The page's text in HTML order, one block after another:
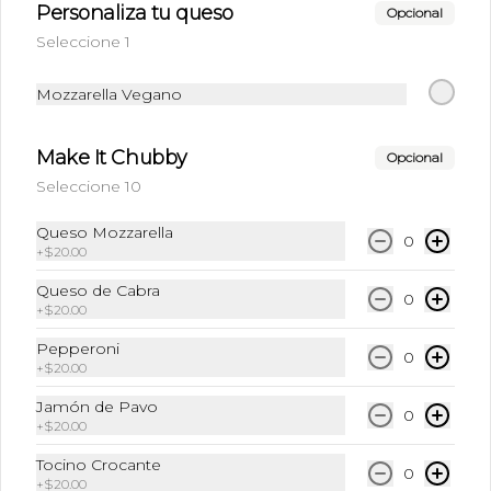
seleccionar la tienda
Agua Ciel
Disponible hasta
seleccionar la tienda
Agua Mineral Topo Chico
Bebida de 355 ml.
Coca-Cola Regular
350ml
Personaliza tu queso Opcional
Seleccione 1
Mozzarella Vegano
Make It Chubby Opcional
Seleccione 10
Queso Mozzarella
+$20.00
0
Queso de Cabra
+$20.00
0
Pepperoni
+$20.00
0
Jamón de Pavo
+$20.00
0
Tocino Crocante
+$20.00
0